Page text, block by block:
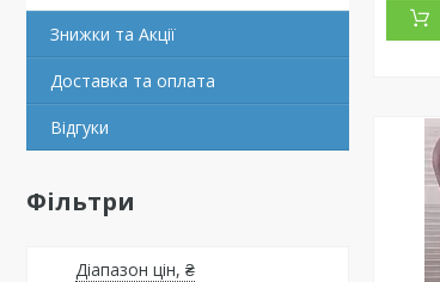
Знижки та Акції
Доставка та оплата
Відгуки
Фільтри
Діапазон цін, ₴